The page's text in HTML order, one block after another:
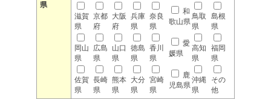
県
滋賀
県
京都
府
大阪
府
兵庫
県
奈良
県
和
歌山県
鳥取
県
島根
県
岡山
県
広島
県
山口
県
徳島
県
香川
県
愛
媛県
高知
県
福岡
県
佐賀
県
長崎
県
熊本
県
大分
県
宮崎
県
鹿
児島県
沖縄
県
その
他